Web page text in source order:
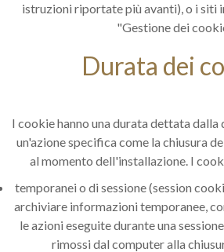
istruzioni riportate più avanti), o i siti
"Gestione dei
Durata dei
I cookie hanno una durata dettata dalla
un'azione specifica come la chiusura
al momento dell'installazione. I
temporanei o di sessione (session
archiviare informazioni temporanee,
le azioni eseguite durante una
rimossi dal computer alla